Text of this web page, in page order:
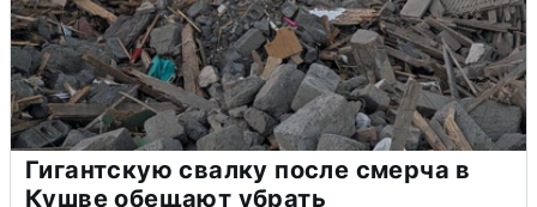
Гигантскую свалку после смерча в
Кушве обещают убрать